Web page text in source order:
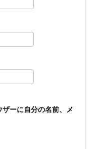
ーに自分の名前、メ